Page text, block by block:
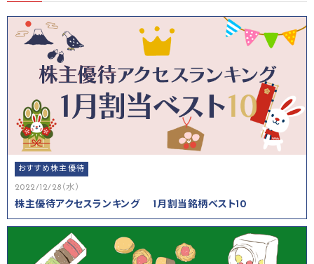
おすすめ株主優待
2022/12/28（水）
株主優待アクセスランキング 1月割当銘柄ベスト10